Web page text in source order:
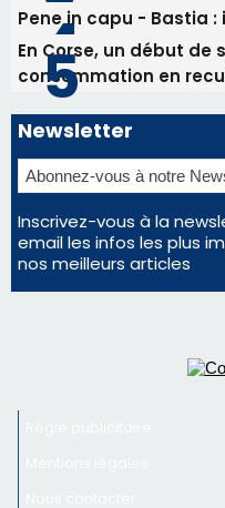
Inscrivez-vous à la
email les infos les plus
nos meilleurs articles
Régie publicitaire
Mentions légales
Nous contacter